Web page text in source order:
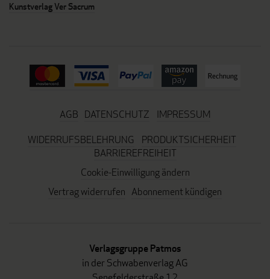
Kunstverlag Ver Sacrum
AGB DATENSCHUTZ
IMPRESSUM
WIDERRUFSBELEHRUNG
PRODUKTSICHERHEIT
BARRIEREFREIHEIT
Cookie-Einwilligung ändern
Vertrag widerrufen Abonnement kündigen
Verlagsgruppe Patmos
in der Schwabenverlag AG